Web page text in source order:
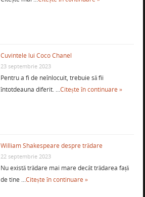
Cuvintele lui Coco Chanel
23 septembrie 2023
Pentru a fi de neînlocuit, trebuie să fii
întotdeauna diferit. …Citește în continuare »
William Shakespeare despre trădare
22 septembrie 2023
Nu există trădare mai mare decât trădarea față
de tine …Citește în continuare »